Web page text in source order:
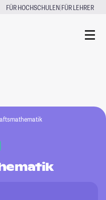
FÜR HOCHSCHULEN|FÜR LEHRER